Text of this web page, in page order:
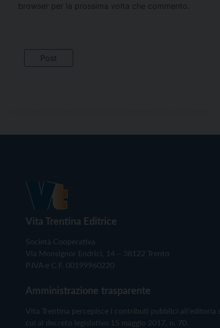
browser per la prossima volta che commento.
Vita Trentina Editrice
Società Cooperativa
Via Monsignor Endrici, 14 – 38122 Trento
P.IVA e C.F. 00199960220
Amministrazione trasparente
Vita Trentina percepisce i contributi pubblici all'editoria
cui al decreto legislativo 15 maggio 2017, n. 70.